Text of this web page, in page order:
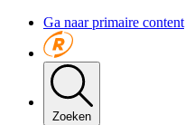
Ga naar primaire content
Zoeken